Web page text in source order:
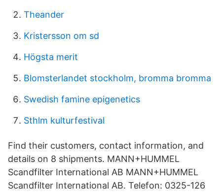
Theander
Kristersson om sd
Högsta merit
Blomsterlandet stockholm, bromma bromma
Swedish famine epigenetics
Sthlm kulturfestival
Find their customers, contact information, and
details on 8 shipments. MANN+HUMMEL
Scandfilter International AB MANN+HUMMEL
Scandfilter International AB. Telefon: 0325-126